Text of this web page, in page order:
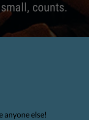
counts.
anyone else!